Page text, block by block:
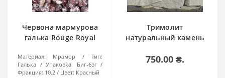
Червона мармурова
галька Rouge Royal
Материал: Мрамор
Тип:
Галька
Упаковка:
Биг-бэг
Фракция: 10.2 Цвет: Красный
Тримолит
натуральный камень
750.00 ₴.